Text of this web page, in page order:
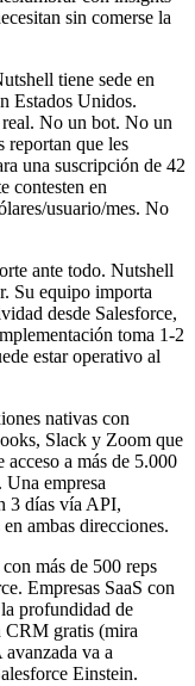
sin comerse la
tiene sede en
Estados Unidos.
real. No un bot. No un
reportan que les
una suscripción de 42
contesten en
usuario/mes. No
ante todo. Nutshell
Su equipo importa
desde Salesforce,
toma 1-2
estar operativo al
nativas con
Slack y Zoom que
a más de 5.000
empresa
3 días vía API,
ambas direcciones.
más de 500 reps
Empresas SaaS con
profundidad de
CRM gratis (mira
va a
Einstein.